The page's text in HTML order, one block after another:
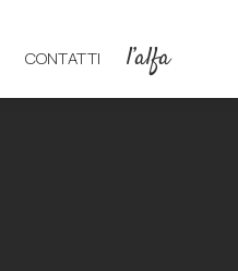
CONTATTI l’alfa